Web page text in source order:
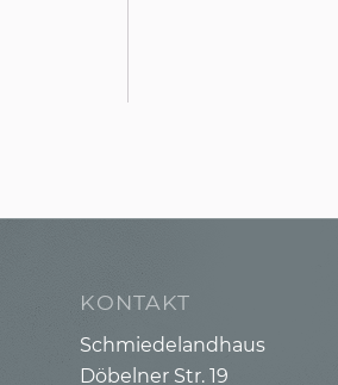
KONTAKT
Schmiedelandhaus
Döbelner Str. 19